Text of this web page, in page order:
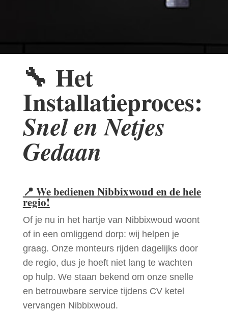
🔧 Het
Installatieproces:
Snel en Netjes
Gedaan
📍 We bedienen Nibbixwoud en de hele
regio!
Of je nu in het hartje van Nibbixwoud woont
of in een omliggend dorp: wij helpen je
graag. Onze monteurs rijden dagelijks door
de regio, dus je hoeft niet lang te wachten
op hulp. We staan bekend om onze snelle
en betrouwbare service tijdens CV ketel
vervangen Nibbixwoud.